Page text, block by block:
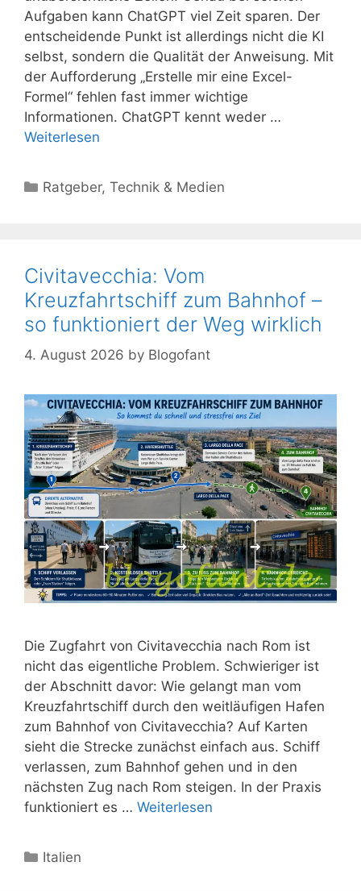
Aufgaben kann ChatGPT viel Zeit sparen. Der
entscheidende Punkt ist allerdings nicht die KI
selbst, sondern die Qualität der Anweisung. Mit
der Aufforderung „Erstelle mir eine Excel-
Formel“ fehlen fast immer wichtige
Informationen. ChatGPT kennt weder …
Weiterlesen
Kategorien
Ratgeber,Technik & Medien
Civitavecchia: Vom
Kreuzfahrtschiff zum Bahnhof –
so funktioniert der Weg wirklich
4. August 2026 by Blogofant
Die Zugfahrt von Civitavecchia nach Rom ist
nicht das eigentliche Problem. Schwieriger ist
der Abschnitt davor: Wie gelangt man vom
Kreuzfahrtschiff durch den weitläufigen Hafen
zum Bahnhof von Civitavecchia? Auf Karten
sieht die Strecke zunächst einfach aus. Schiff
verlassen, zum Bahnhof gehen und in den
nächsten Zug nach Rom steigen. In der Praxis
funktioniert es … Weiterlesen
Kategorien
Italien